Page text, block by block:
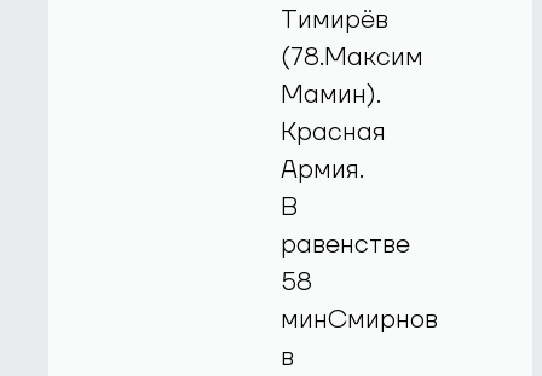
Тимирёв
(78.Максим
Мамин).
Красная
Армия.
В
равенстве
58
минСмирнов
в